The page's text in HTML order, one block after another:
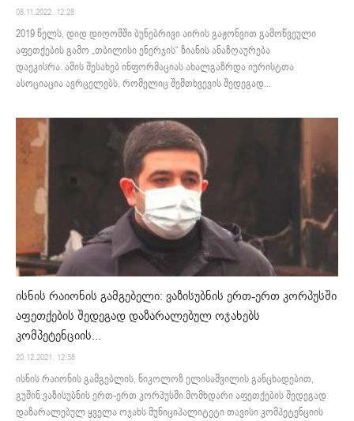
08.11.2022. 12:28
2019 წელს, დიდ დიღომში ბუნებრივი აირის გაჟონვით გამოწვეული
აფეთქების გამო „თბილისი ენერჯის“ ზიანის ანაზღაურება
დაეკისრა. ამის შესახებ ინფორმაციას ახალგაზრდა იურისტთა
ასოციაცია ავრცელებს, რომელიც შემთხვევის შედეგად...
ისნის რაიონის გამგებელი: ვაზისუბნის ერთ-ერთ კორპუსში
აფეთქების შედეგად დაზარალებულ ოჯახებს
კომპეტენციის...
20.12.2021. 12:38
ისნის რაიონის გამგებლის, ნიკოლოზ ელისაშვილის განცხადებით,
გუშინ ვაზისუბნის ერთ-ერთ კორპუსში მომხდარი აფეთქების შედეგად
დაზარალებულ ყველა ოჯახს მუნიციპალიტეტი თავისი კომპეტენციის